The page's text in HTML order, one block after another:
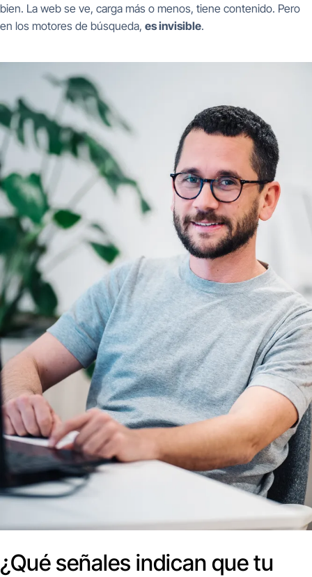
bien. La web se ve, carga más o menos, tiene contenido. Pero
en los motores de búsqueda, es invisible.
¿Qué señales indican que tu